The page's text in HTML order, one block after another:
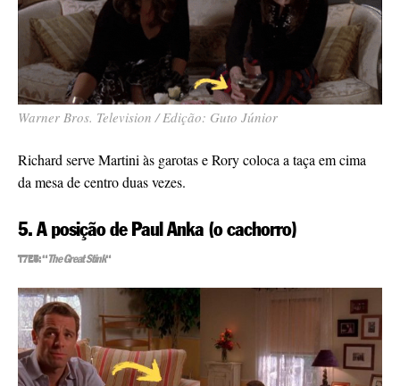
Warner Bros. Television / Edição: Guto Júnior
Richard serve Martini às garotas e Rory coloca a taça em cima
da mesa de centro duas vezes.
5. A posição de Paul Anka (o cachorro)
T7E5: “The Great Stink“